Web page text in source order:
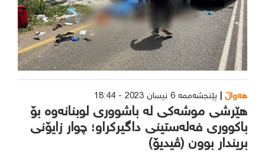
هەواڵ پێنجشەممە 6 نیسان 2023 - 18:44
هێرشی موشەکی لە باشووری لوبنانەوە بۆ
باکووری فەلەستینی داگیرکراو؛ چوار زایۆنی
بریندار بوون (ڤیدیۆ)